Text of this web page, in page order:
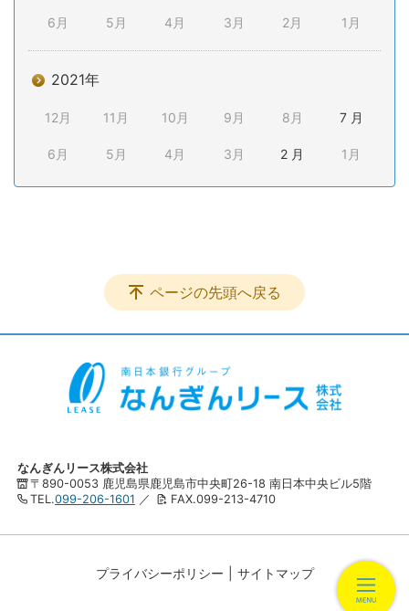
6月 5月 4月 3月 2月 1月
2021年
12月 11月 10月 9月 8月 7 月
6月 5月 4月 3月 2 月 1月
ページの先頭へ戻る
なんぎんリース株式会社
〒890-0053 鹿児島県鹿児島市中央町26-18 南日本中央ビル5階
TEL.099-206-1601 ／ FAX.099-213-4710
プライバシーポリシー サイトマップ